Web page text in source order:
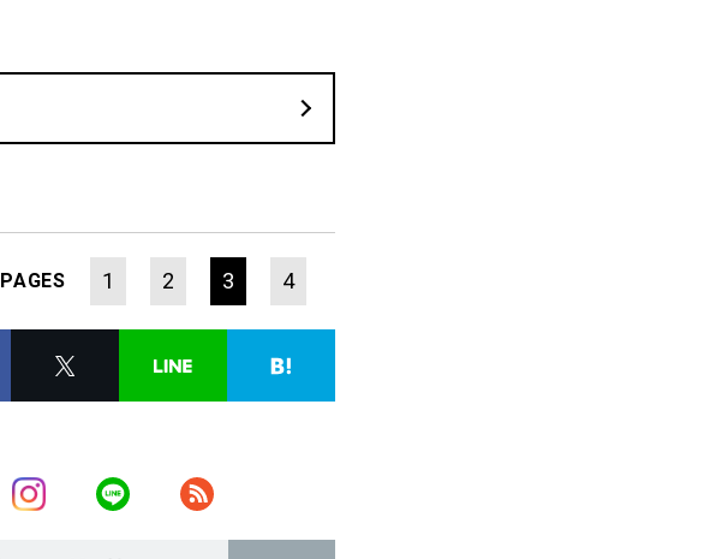
PAGES 1 2 3 4